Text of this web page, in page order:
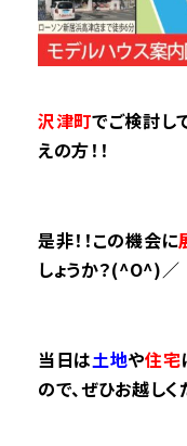
沢津町でご検討し
えの方！！
是非！！この機会に
しょうか？(^O^)／
当日は土地や住宅
ので、ぜひお越し